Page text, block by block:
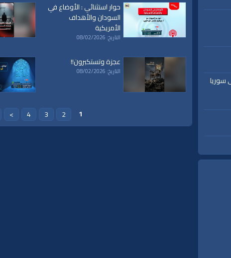
القرآن|حزب التحرير|يوسف أحمد
سوريا
حوار استثنائي : الأوضاع في
السودان والأهداف
الأمريكية
التاريخ: 08/02/2026
عجزة وتستكبرون!!
التاريخ: 08/02/2026
1
2
3
4
>